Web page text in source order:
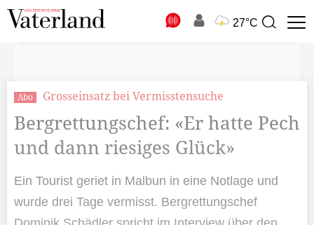
27°C
Suchbegriff
Abo Grosseinsatz bei Vermisstensuche
Bergrettungschef: «Er hatte Pech
und dann riesiges Glück»
Ein Tourist geriet in Malbun in eine Notlage und
wurde drei Tage vermisst. Bergrettungschef